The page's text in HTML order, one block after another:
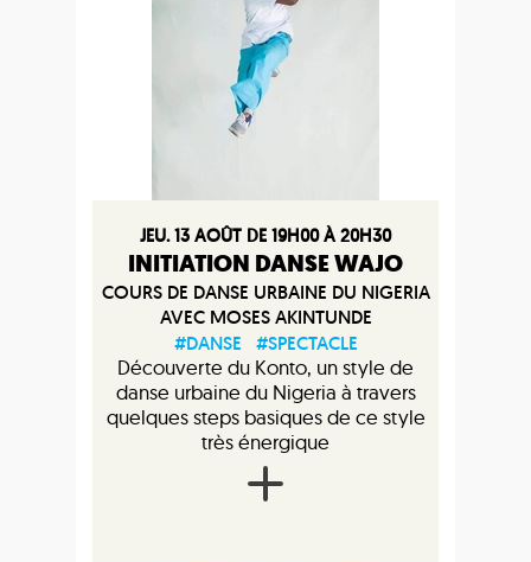
JEU. 13 AOÛT DE 19H00 À 20H30
INITIATION DANSE WAJO
COURS DE DANSE URBAINE DU NIGERIA
AVEC MOSES AKINTUNDE
#DANSE
#SPECTACLE
Découverte du Konto, un style de
danse urbaine du Nigeria à travers
quelques steps basiques de ce style
très énergique